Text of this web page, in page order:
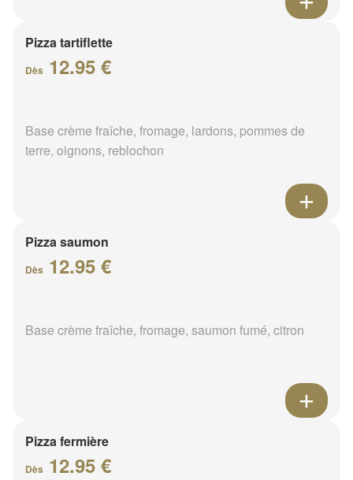
Pizza tartiflette
Dès 12.95 €
Base crème fraîche, fromage, lardons, pommes de
terre, oignons, reblochon
Pizza saumon
Dès 12.95 €
Base crème fraîche, fromage, saumon fumé, citron
Pizza fermière
Dès 12.95 €